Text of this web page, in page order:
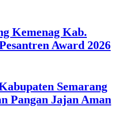
Kemenag Kab.
Award 2026
Semarang
Pangan Jajan Aman